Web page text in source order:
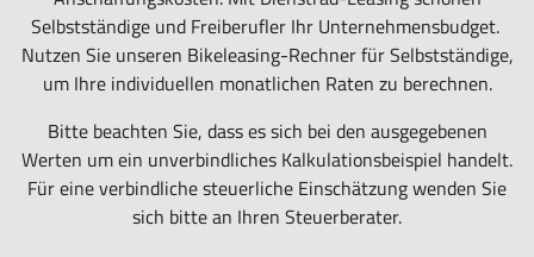
Rundum-
sorglos-
Paket
Leasen
von
Selbstständige und Freiberufler Ihr Unternehmensbudget.
Nutzen Sie unseren Bikeleasing-Rechner für Selbstständige,
um Ihre individuellen monatlichen Raten zu berechnen.
Bitte beachten Sie, dass es sich bei den ausgegebenen
Werten um ein unverbindliches Kalkulationsbeispiel handelt.
Für eine verbindliche steuerliche Einschätzung wenden Sie
sich bitte an Ihren Steuerberater.